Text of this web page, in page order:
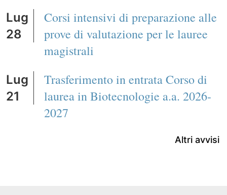
Lug
28
Corsi intensivi di preparazione alle
prove di valutazione per le lauree
magistrali
Lug
21
Trasferimento in entrata Corso di
laurea in Biotecnologie a.a. 2026-
2027
Altri avvisi